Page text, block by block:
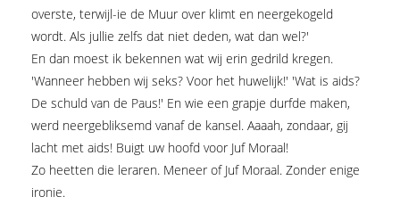
overste, terwijl-ie de Muur over klimt en neergekogeld
wordt. Als jullie zelfs dat niet deden, wat dan wel?'
En dan moest ik bekennen wat wij erin gedrild kregen.
'Wanneer hebben wij seks? Voor het huwelijk!' 'Wat is aids?
De schuld van de Paus!' En wie een grapje durfde maken,
werd neergebliksemd vanaf de kansel. Aaaah, zondaar, gij
lacht met aids! Buigt uw hoofd voor Juf Moraal!
Zo heetten die leraren. Meneer of Juf Moraal. Zonder enige
ironie.